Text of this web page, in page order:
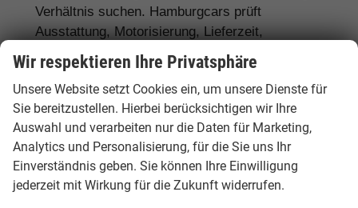
Verhältnis suchen. Hamburgcars prüft
Ausstattung, Motorisierung, Lieferzeit,
Garantiebedingungen und Fahrzeugdetails
transparent vor dem Kauf.
Für Stadtfahrer:VW Polo, VW Golf, VW
ID.3
Für Familien: VW Tiguan, VW Passat
Variant, VW Touran, VW Caddy
Wir respektieren Ihre Privatsphäre
Unsere Website setzt Cookies ein, um unsere Dienste für
Sie bereitzustellen. Hierbei berücksichtigen wir Ihre
Auswahl und verarbeiten nur die Daten für Marketing,
Analytics und Personalisierung, für die Sie uns Ihr
Einverständnis geben. Sie können Ihre Einwilligung
jederzeit mit Wirkung für die Zukunft widerrufen.